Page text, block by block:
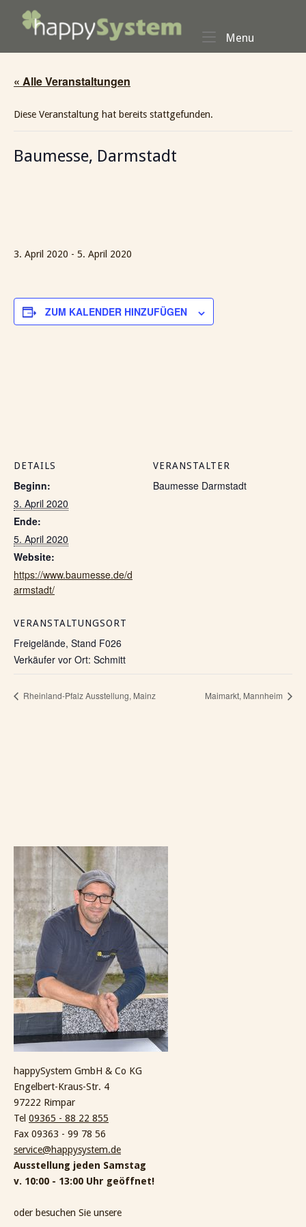
Home
Menu
« Alle Veranstaltungen
Diese Veranstaltung hat bereits stattgefunden.
Baumesse, Darmstadt
3. April 2020 - 5. April 2020
ZUM KALENDER HINZUFÜGEN
DETAILS
Beginn:
3. April 2020
Ende:
5. April 2020
Website:
https://www.baumesse.de/d
armstadt/
VERANSTALTUNGSORT
Freigelände, Stand F026
Verkäufer vor Ort: Schmitt
VERANSTALTER
Baumesse Darmstadt
Rheinland-Pfalz Ausstellung, Mainz Maimarkt, Mannheim
happySystem GmbH & Co KG
Engelbert-Kraus-Str. 4
97222 Rimpar
Tel 09365 - 88 22 855
Fax 09363 - 99 78 56
service@happysystem.de
Ausstellung jeden Samstag
v. 10:00 - 13:00 Uhr geöffnet!
oder besuchen Sie unsere